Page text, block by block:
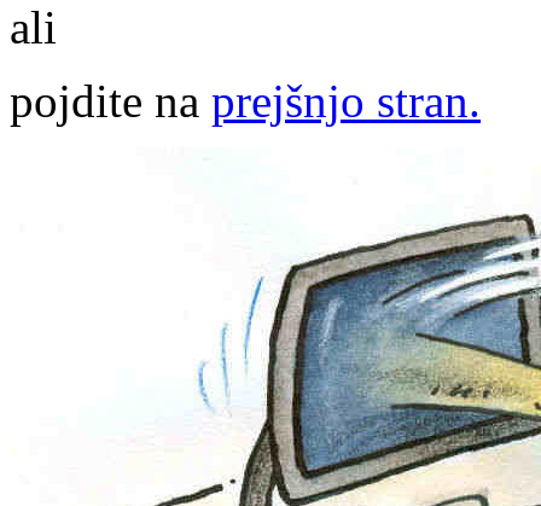
ali
pojdite na prejšnjo stran.